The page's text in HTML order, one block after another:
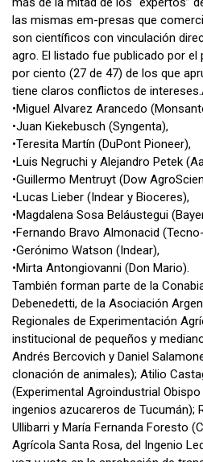
las mismas em-presas que
son científicos con vinculación
agro. El listado fue publicado por el
por ciento (27 de 47) de los que
tiene claros conflictos de
•Miguel Alvarez Arancedo
•Juan Kiekebusch (Syngenta),
•Teresita Martín (DuPont Pioneer),
•Luis Negruchi y Alejandro Petek
•Guillermo Mentruyt (Dow
•Lucas Lieber (Indear y Bioceres),
•Magdalena Sosa Beláustegui
•Fernando Bravo Almonacid
•Gerónimo Watson (Indear),
•Mirta Antongiovanni (Don Mario).
También forman parte de la
Debenedetti, de la Asociación
Regionales de Experimentación
institucional de pequeños y
Andrés Bercovich y Daniel
clonación de animales); Atilio
(Experimental Agroindustrial
ingenios azucareros de Tucumán);
Ullibarri y María Fernanda Foresto
Agrícola Santa Rosa, del Ingenio